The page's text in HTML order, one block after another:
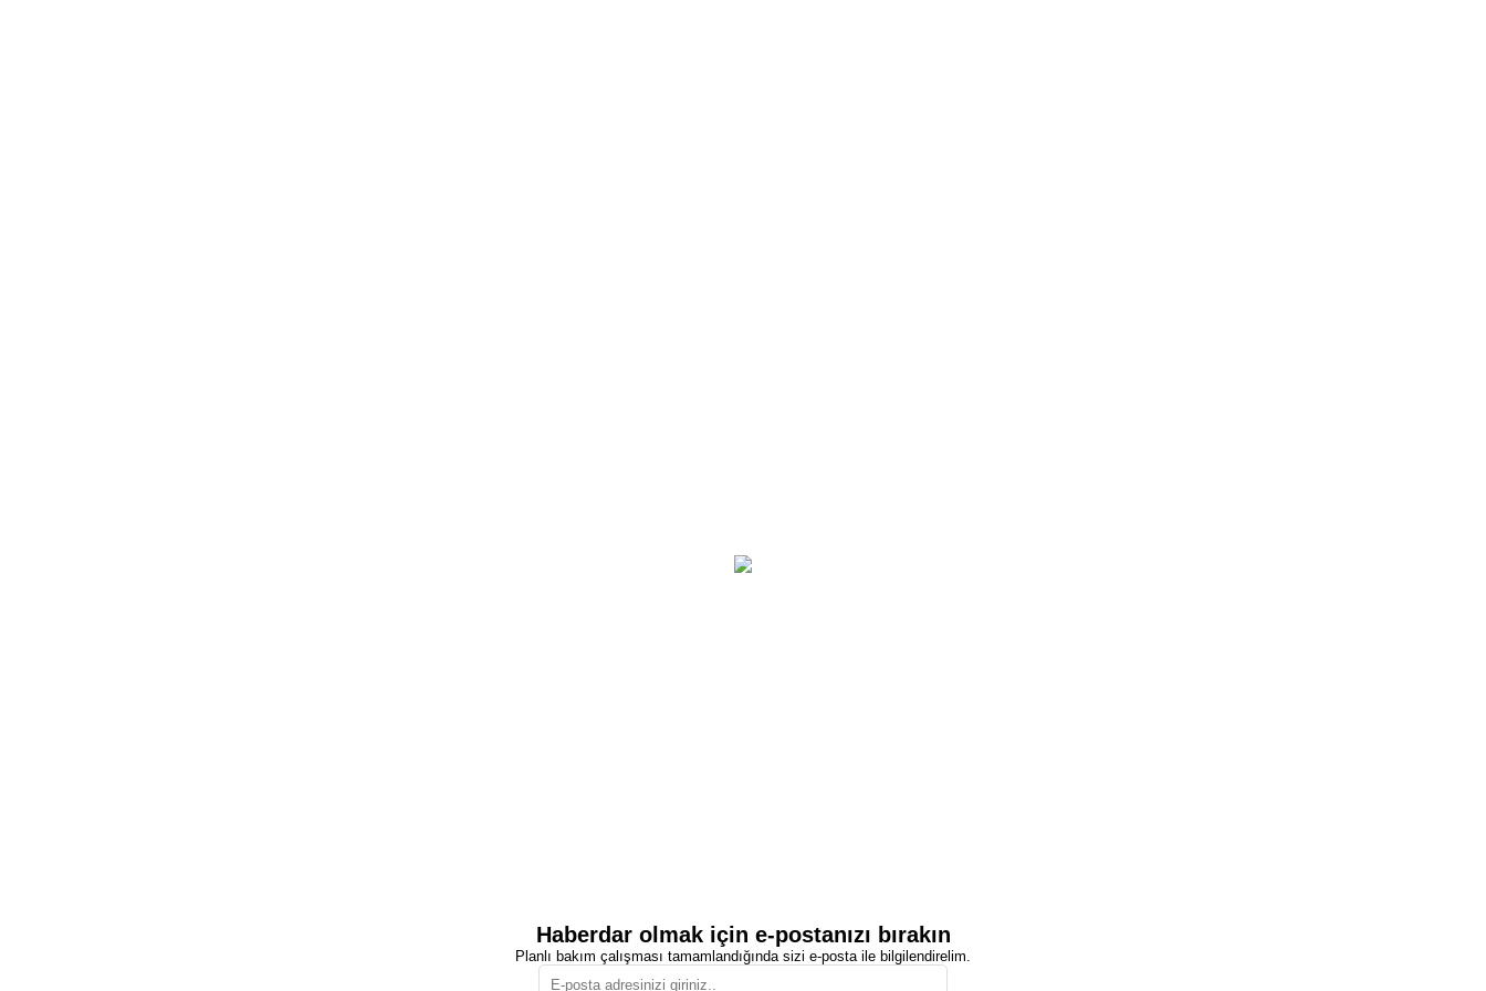
Haberdar olmak için e-postanızı bırakın
Planlı bakım çalışması tamamlandığında sizi e-posta ile bilgilendirelim.